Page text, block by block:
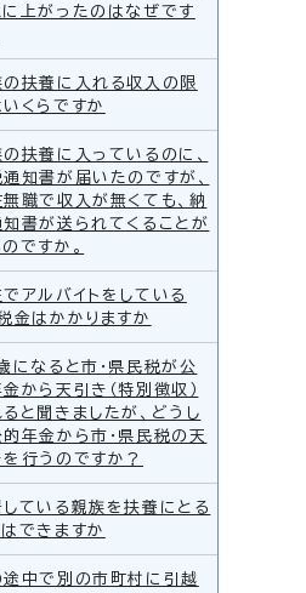
に上がったのはなぜです
の扶養に入れる収入の限
くらですか
扶養に入っているのに、
知書が届いたのですが、
職で収入が無くても、納
書が送られてくることが
ですか。
アルバイトをしている
金はかかりますか
になると市・県民税が公
から天引き（特別徴収）
と聞きましたが、どうし
年金から市・県民税の天
行うのですか？
している親族を扶養にとる
できますか
途中で別の市町村に引越